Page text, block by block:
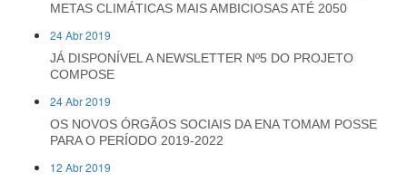
METAS CLIMÁTICAS MAIS AMBICIOSAS ATÉ 2050
24 Abr 2019
JÁ DISPONÍVEL A NEWSLETTER Nº5 DO PROJETO
COMPOSE
24 Abr 2019
OS NOVOS ÓRGÃOS SOCIAIS DA ENA TOMAM POSSE
PARA O PERÍODO 2019-2022
12 Abr 2019